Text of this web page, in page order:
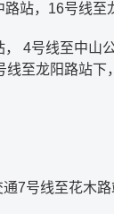
站，16号线至
4号线至中山
至龙阳路站下
7号线至花木路